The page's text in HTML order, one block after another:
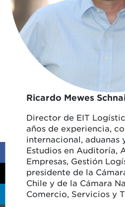
Ricardo Mewes
Director de EIT
años de experiencia,
internacional, aduanas
Estudios en Auditoría,
Empresas, Gestión
presidente de la
Chile y de la Cámara
Comercio, Servicios y